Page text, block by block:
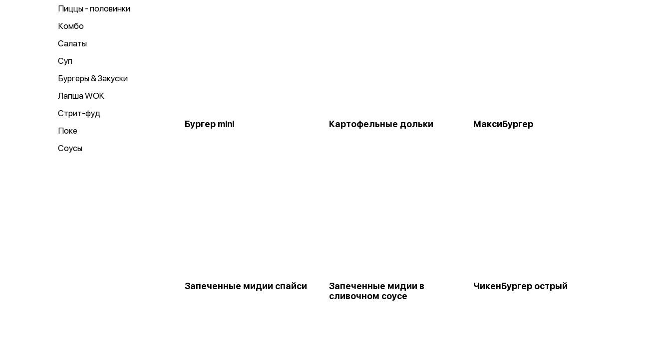
Пиццы - половинки
Комбо
Салаты
Суп
Бургеры & Закуски
Лапша WOK
Стрит-фуд
Поке
Соусы
Бургер mini Картофельные дольки МаксиБургер
Запеченные мидии спайси
Запеченные мидии в
сливочном соусе
ЧикенБургер острый